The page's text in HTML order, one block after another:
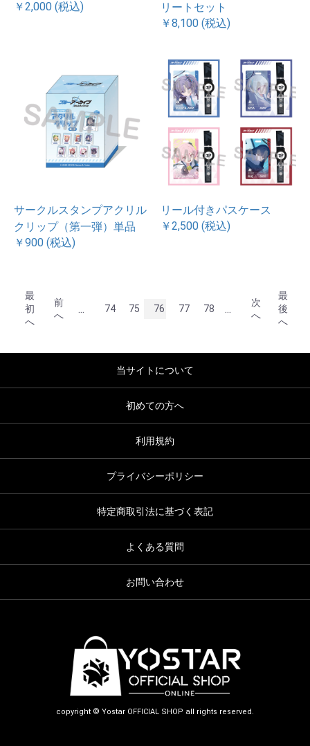
￥2,000 (税込)
リートセット
￥8,100 (税込)
サークルスタンプアクリル
クリップ（第一弾）単品
￥900 (税込)
リール付きパスケース
￥2,500 (税込)
最
初
へ
前
へ
... 74 75 76 77 78 ...
次
へ
最
後
へ
当サイトについて
初めての方へ
利用規約
プライバシーポリシー
特定商取引法に基づく表記
よくある質問
お問い合わせ
copyright © Yostar OFFICIAL SHOP all rights reserved.